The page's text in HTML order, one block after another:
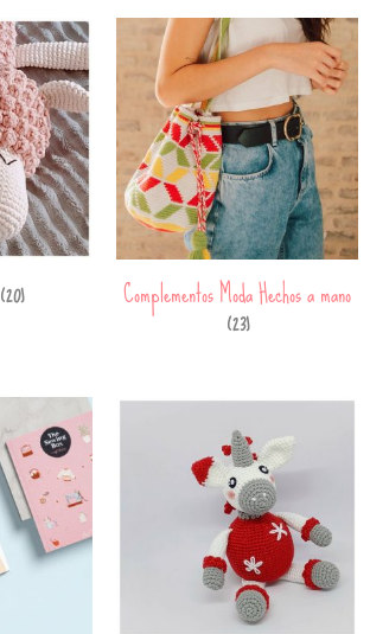
(20) Complementos Moda Hechos a mano
(23)